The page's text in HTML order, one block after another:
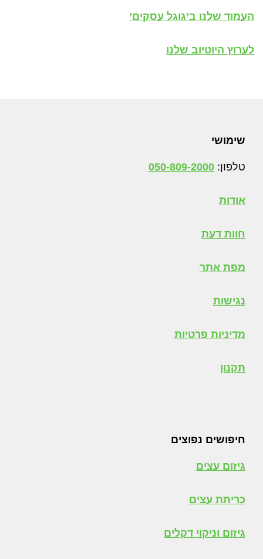
העמוד שלנו ב’גוגל עסקים’
לערוץ היוטיוב שלנו
Footer
שימושי
טלפון: 050-809-2000
אודות
חוות דעת
מפת אתר
נגישות
מדיניות פרטיות
תקנון
חיפושים נפוצים
גיזום עצים
כריתת עצים
גיזום וניקוי דקלים